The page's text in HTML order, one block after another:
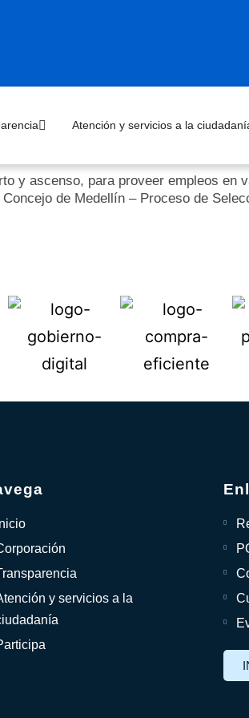
Atención y servicios a la
y ascenso, para proveer empleos en
de Medellín – Proceso de
Inicio
y servicios a la